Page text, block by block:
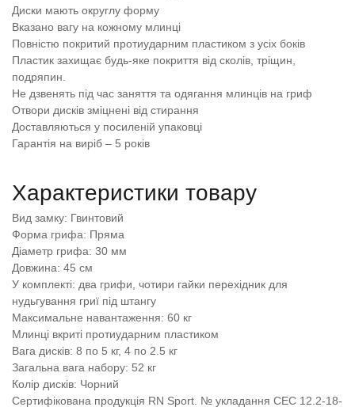
Диски мають округлу форму
Вказано вагу на кожному млинці
Повністю покритий протиударним пластиком з усіх боків
Пластик захищає будь-яке покриття від сколів, тріщин,
подряпин.
Не дзвенять під час заняття та одягання млинців на гриф
Отвори дисків зміцнені від стирання
Доставляються у посиленій упаковці
Гарантія на виріб – 5 років
Характеристики товару
Вид замку: Гвинтовий
Форма грифа: Пряма
Діаметр грифа: 30 мм
Довжина: 45 см
У комплекті: два грифи, чотири гайки перехідник для
нудьгування гриї під штангу
Максимальне навантаження: 60 кг
Млинці вкриті протиударним пластиком
Вага дисків: 8 по 5 кг, 4 по 2.5 кг
Загальна вага набору: 52 кг
Колір дисків: Чорний
Сертифікована продукція RN Sport. № укладання СЕС 12.2-18-